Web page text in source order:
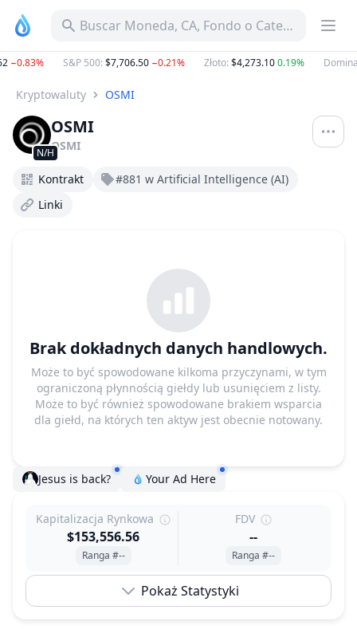
Buscar Moneda, CA, Fondo o Categoría
−0.83% S&P 500:$7,706.50−0.21% Złoto:$4,273.100.19%
Kryptowaluty OSMI
N/H
OSMI
OSMI
Kontrakt
#881 w Artificial Intelligence (AI)
Linki
Brak dokładnych danych handlowych.
Może to być spowodowane kilkoma przyczynami, w tym
ograniczoną płynnością giełdy lub usunięciem z listy.
Może to być również spowodowane brakiem wsparcia
dla giełd, na których ten aktyw jest obecnie notowany.
Jesus is back? Your Ad Here
Kapitalizacja Rynkowa
$153,556.56
Ranga #--
FDV
--
Ranga #--
Pokaż Statystyki